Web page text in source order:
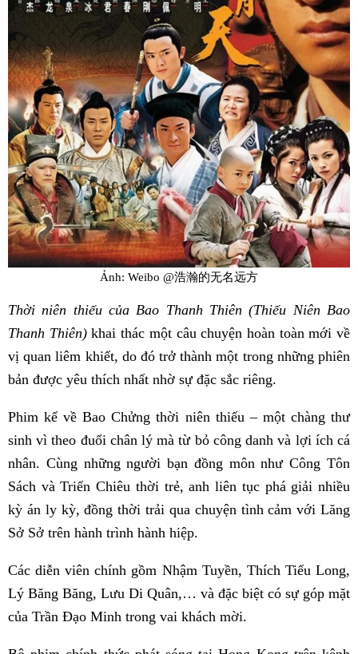
Ảnh: Weibo @浩瀚的无名远方
Thời niên thiếu của Bao Thanh Thiên (Thiếu Niên Bao
Thanh Thiên)khai thác một câu chuyện hoàn toàn mới về
vị quan liêm khiết, do đó trở thành một trong những phiên
bản được yêu thích nhất nhờ sự đặc sắc riêng.
Phim kể về Bao Chửng thời niên thiếu – một chàng thư
sinh vì theo đuổi chân lý mà từ bỏ công danh và lợi ích cá
nhân. Cùng những người bạn đồng môn như Công Tôn
Sách và Triển Chiêu thời trẻ, anh liên tục phá giải nhiều
kỳ án ly kỳ, đồng thời trải qua chuyện tình cảm với Lăng
Sở Sở trên hành trình hành hiệp.
Các diễn viên chính gồm Nhậm Tuyền, Thích Tiểu Long,
Lý Băng Băng, Lưu Di Quân,… và đặc biệt có sự góp mặt
của Trần Đạo Minh trong vai khách mời.